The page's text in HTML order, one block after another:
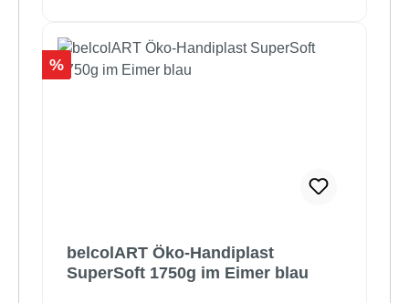
Rabatt
%
belcolART Öko-Handiplast
SuperSoft 1750g im Eimer blau